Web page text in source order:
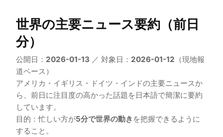
世界の主要ニュース要約（前日
分）
公開日： 2026-01-13 ／ 対象日： 2026-01-12 （現地報
道ベース）
アメリカ・イギリス・ドイツ・インドの主要ニュースか
ら、前日に注目度の高かった話題を日本語で簡潔に要約
しています。
目的：忙しい方が5分で世界の動き を把握できるように
すること。